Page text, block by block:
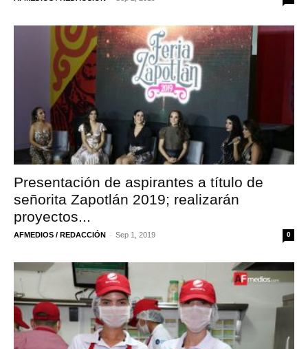
Presentación de aspirantes a título de
señorita Zapotlán 2019; realizarán
proyectos...
AFMEDIOS / REDACCIÓN - Sep 1, 2019 0